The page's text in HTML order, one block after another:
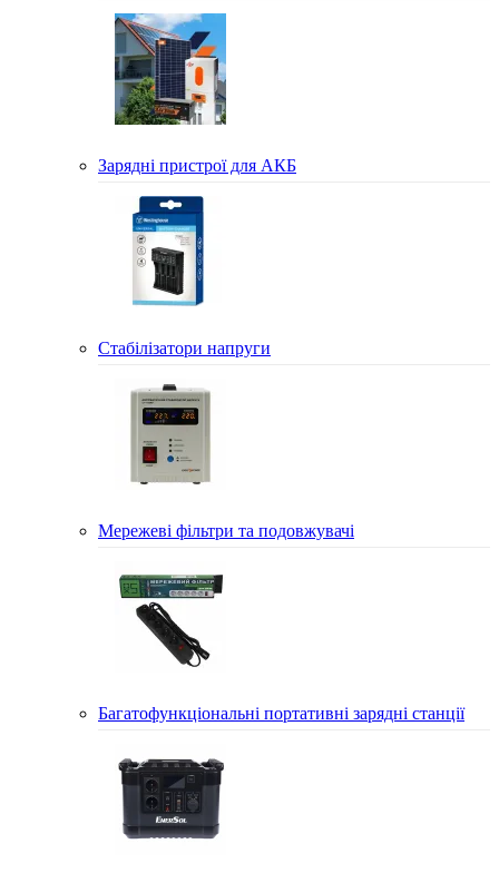
Зарядні пристрої для АКБ
Стабілізатори напруги
Мережеві фільтри та подовжувачі
Багатофункціональні портативні зарядні станції